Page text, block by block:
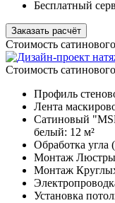
Бесплатный
Заказать расчёт
Стоимость
Стоимость
Профиль
Лента
Сатиновый
белый: 12 м²
Обработка угла
Монтаж Люстры
Монтаж
Установка